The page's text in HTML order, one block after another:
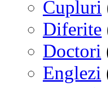
Cupluri
Diferite
Doctori
Englezi